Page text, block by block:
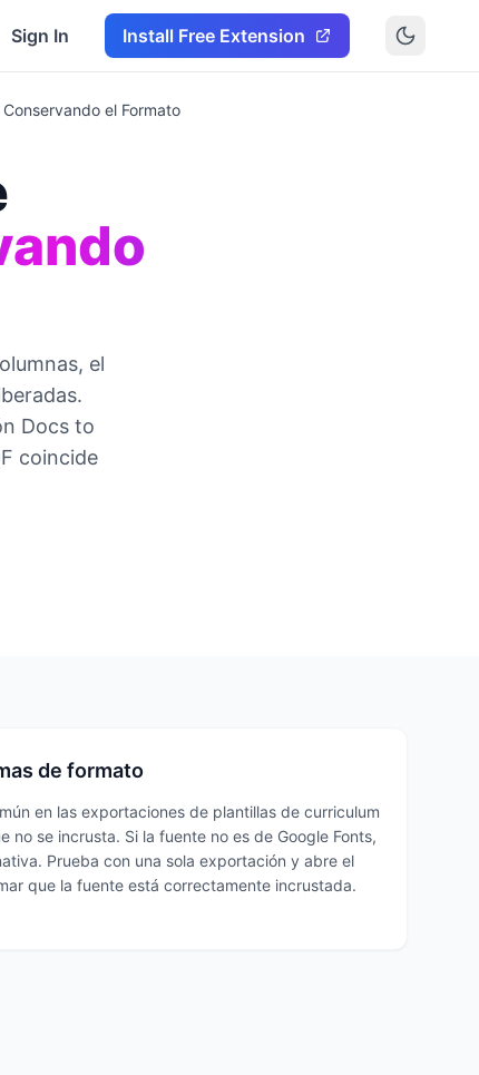
Sign In Install Free Extension
el Formato
el
Docs to
coincide
de formato
en las exportaciones de plantillas de curriculum
no se incrusta. Si la fuente no es de Google Fonts,
Prueba con una sola exportación y abre el
que la fuente está correctamente incrustada.